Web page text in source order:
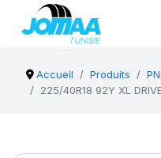
Accueil Produits
225/40R18 92Y XL